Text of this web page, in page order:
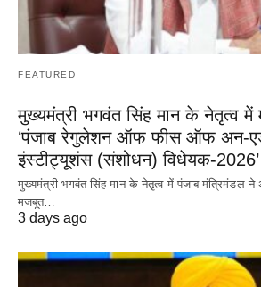
FEATURED
मुख्यमंत्री भगवंत सिंह मान के नेतृत्व में
‘पंजाब रेगुलेशन ऑफ फीस ऑफ अन-
इंस्टीट्यूशंस (संशोधन) विधेयक-2026’
मुख्यमंत्री भगवंत सिंह मान के नेतृत्व में पंजाब मंत्रिमंडल ने
मजबूत…
3 days ago